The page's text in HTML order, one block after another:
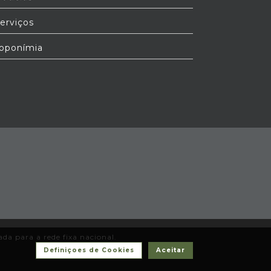
para a rede fixa nacional.
Aceitar
Definiçoes de Cookies